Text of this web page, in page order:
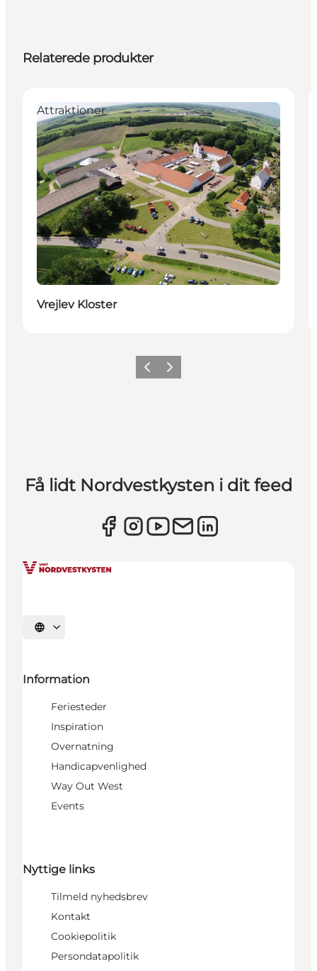
Relaterede produkter
Attraktioner
Vrejlev Kloster
ForrigeNæste
Få lidt Nordvestkysten i dit feed
Vælg sprog
Information
Feriesteder
Inspiration
Overnatning
Handicapvenlighed
Way Out West
Events
Nyttige links
Tilmeld nyhedsbrev
Kontakt
Cookiepolitik
Persondatapolitik